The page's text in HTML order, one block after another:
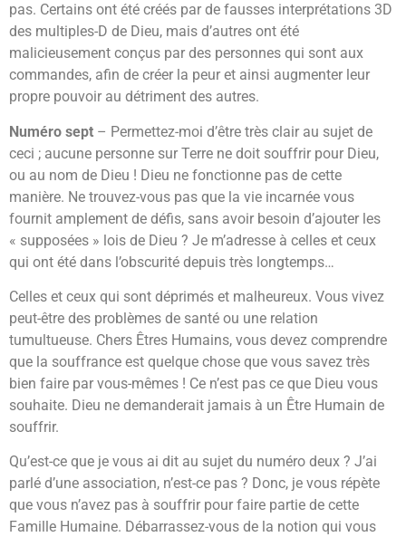
pas. Certains ont été créés par de fausses interprétations 3D
des multiples-D de Dieu, mais d’autres ont été
malicieusement conçus par des personnes qui sont aux
commandes, afin de créer la peur et ainsi augmenter leur
propre pouvoir au détriment des autres.
Numéro sept – Permettez-moi d’être très clair au sujet de
ceci ; aucune personne sur Terre ne doit souffrir pour Dieu,
ou au nom de Dieu ! Dieu ne fonctionne pas de cette
manière. Ne trouvez-vous pas que la vie incarnée vous
fournit amplement de défis, sans avoir besoin d’ajouter les
« supposées » lois de Dieu ? Je m’adresse à celles et ceux
qui ont été dans l’obscurité depuis très longtemps…
Celles et ceux qui sont déprimés et malheureux. Vous vivez
peut-être des problèmes de santé ou une relation
tumultueuse. Chers Êtres Humains, vous devez comprendre
que la souffrance est quelque chose que vous savez très
bien faire par vous-mêmes ! Ce n’est pas ce que Dieu vous
souhaite. Dieu ne demanderait jamais à un Être Humain de
souffrir.
Qu’est-ce que je vous ai dit au sujet du numéro deux ? J’ai
parlé d’une association, n’est-ce pas ? Donc, je vous répète
que vous n’avez pas à souffrir pour faire partie de cette
Famille Humaine. Débarrassez-vous de la notion qui vous